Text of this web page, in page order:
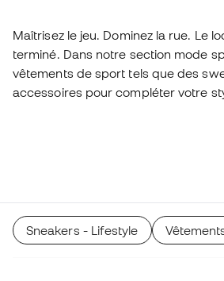
Maîtrisez le jeu. Dominez la rue. Le
terminé. Dans notre section mode
vêtements de sport tels que des
accessoires pour compléter votre
Sneakers - Lifestyle